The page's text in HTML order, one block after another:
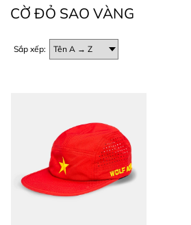
CỜ ĐỎ SAO VÀNG
Sắp xếp: